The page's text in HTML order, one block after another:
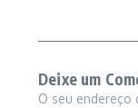
Deixe um
O seu endereço